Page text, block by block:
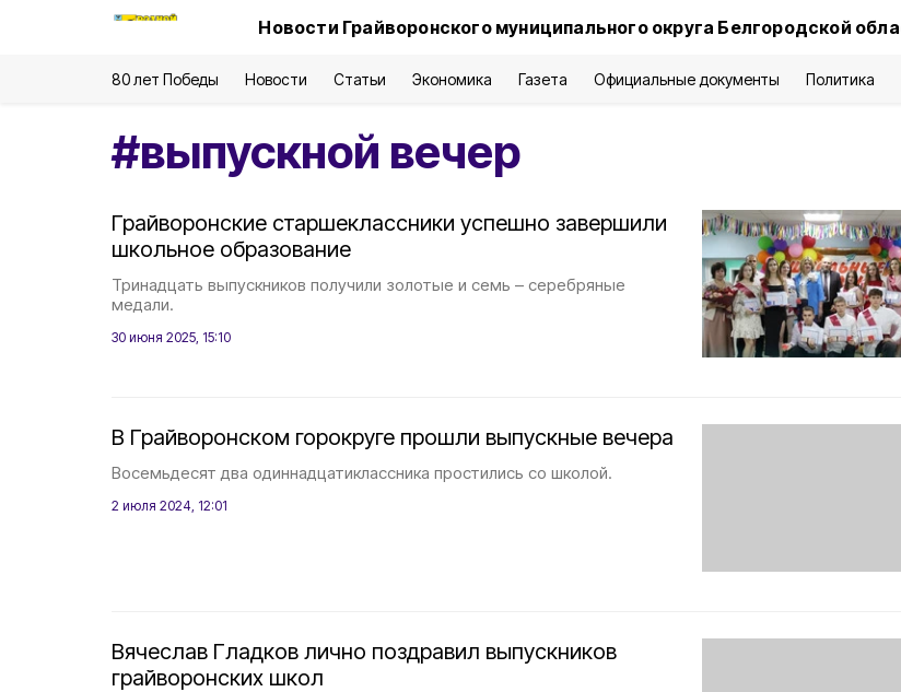
Новости Грайворонского муниципального округа Белгородской
80 лет Победы Новости Статьи Экономика Газета Официальные документы Политика
#выпускной вечер
Грайворонские старшеклассники успешно завершили
школьное образование
Тринадцать выпускников получили золотые и семь – серебряные
медали.
30 июня 2025, 15:10
В Грайворонском горокруге прошли выпускные вечера
Восемьдесят два одиннадцатиклассника простились со школой.
2 июля 2024, 12:01
Вячеслав Гладков лично поздравил выпускников
грайворонских школ